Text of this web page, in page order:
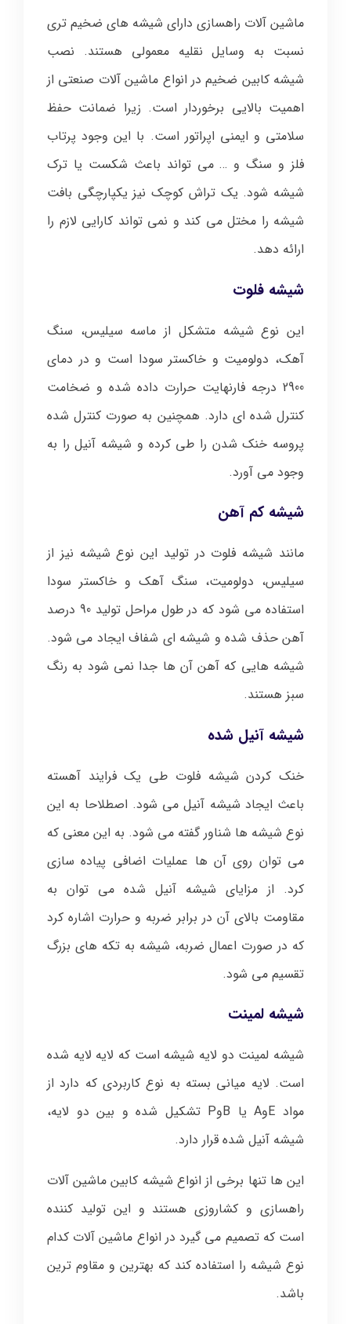
ماشین آلات راهسازی دارای شیشه های ضخیم تری
نسبت به وسایل نقلیه معمولی هستند. نصب
شیشه کابین ضخیم در انواع ماشین آلات صنعتی از
اهمیت بالایی برخوردار است. زیرا ضمانت حفظ
سلامتی و ایمنی اپراتور است. با این وجود پرتاب
فلز و سنگ و … می تواند باعث شکست یا ترک
شیشه شود. یک تراش کوچک نیز یکپارچگی بافت
شیشه را مختل می کند و نمی تواند کارایی لازم را
ارائه دهد.
شیشه فلوت
این نوع شیشه متشکل از ماسه سیلیس، سنگ
آهک، دولومیت و خاکستر سودا است و در دمای
2900 درجه فارنهایت حرارت داده شده و ضخامت
کنترل شده ای دارد. همچنین به صورت کنترل شده
پروسه خنک شدن را طی کرده و شیشه آنیل را به
وجود می آورد.
شیشه کم آهن
مانند شیشه فلوت در تولید این نوع شیشه نیز از
سیلیس، دولومیت، سنگ آهک و خاکستر سودا
استفاده می شود که در طول مراحل تولید 90 درصد
آهن حذف شده و شیشه ای شفاف ایجاد می شود.
شیشه هایی که آهن آن ها جدا نمی شود به رنگ
سبز هستند.
شیشه آنیل شده
خنک کردن شیشه فلوت طی یک فرایند آهسته
باعث ایجاد شیشه آنیل می شود. اصطلاحا به این
نوع شیشه ها شناور گفته می شود. به این معنی که
می توان روی آن ها عملیات اضافی پیاده سازی
کرد. از مزایای شیشه آنیل شده می توان به
مقاومت بالای آن در برابر ضربه و حرارت اشاره کرد
که در صورت اعمال ضربه، شیشه به تکه های بزرگ
تقسیم می شود.
شیشه لمینت
شیشه لمینت دو لایه شیشه است که لایه لایه شده
است. لایه میانی بسته به نوع کاربردی که دارد از
مواد EوA یا BوP تشکیل شده و بین دو لایه،
شیشه آنیل شده قرار دارد.
این ها تنها برخی از انواع شیشه کابین ماشین آلات
راهسازی و کشاروزی هستند و این تولید کننده
است که تصمیم می گیرد در انواع ماشین آلات کدام
نوع شیشه را استفاده کند که بهترین و مقاوم ترین
باشد.